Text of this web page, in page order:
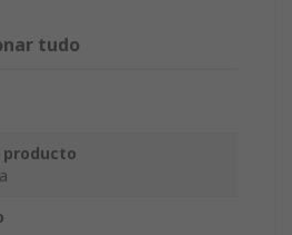
tudo
producto